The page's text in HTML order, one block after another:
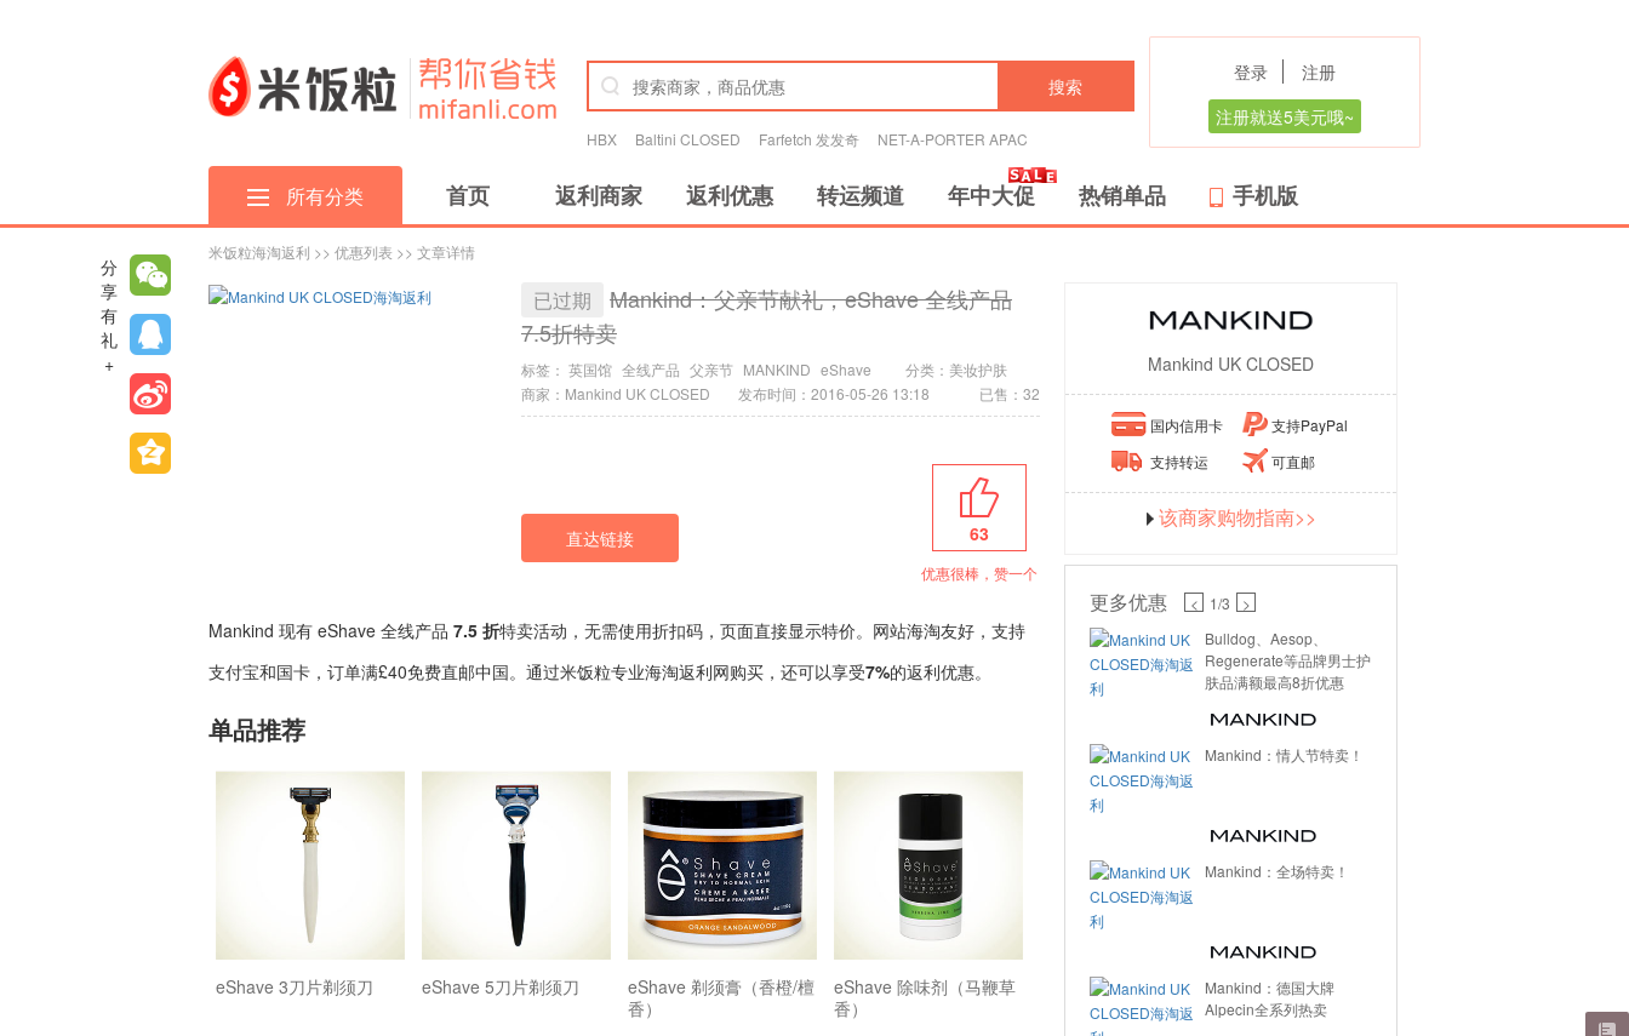
搜索
HBX Baltini CLOSED Farfetch 发发奇 NET-A-PORTER APAC
登录
注册
注册就送5美元哦~
所有分类 首页 返利商家 返利优惠 转运频道 年中大促 热销单品 手机版
米饭粒海淘返利 >> 优惠列表 >> 文章详情
已过期
Mankind：父亲节献礼，eShave 全线产品
7.5折特卖
标签： 英国馆 全线产品 父亲节 MANKIND eShave 分类： 美妆护肤
已售：32
商家：Mankind UK CLOSED 发布时间：2016-05-26 13:18
直达链接 63
优惠很棒，赞一个
Mankind 现有 eShave 全线产品 7.5 折特卖活动，无需使用折扣码，页面直接显示特价。网站海淘友好，支持
支付宝和国卡，订单满£40免费直邮中国。通过米饭粒专业海淘返利网购买，还可以享受7%的返利优惠。
单品推荐
eShave 3刀片剃须刀 eShave 5刀片剃须刀
eShave 剃须膏（香橙/檀
香）
eShave 除味剂（马鞭草
香）
Mankind UK CLOSED
国内信用卡
支持PayPal
支持转运
可直邮
该商家购物指南>>
更多优惠 < 1/3
>
Bulldog、Aesop、
Regenerate等品牌男士护
肤品满额最高8折优惠
Mankind：情人节特卖！
Mankind：全场特卖！
Mankind：德国大牌
Alpecin全系列热卖
分
享
有
礼
+